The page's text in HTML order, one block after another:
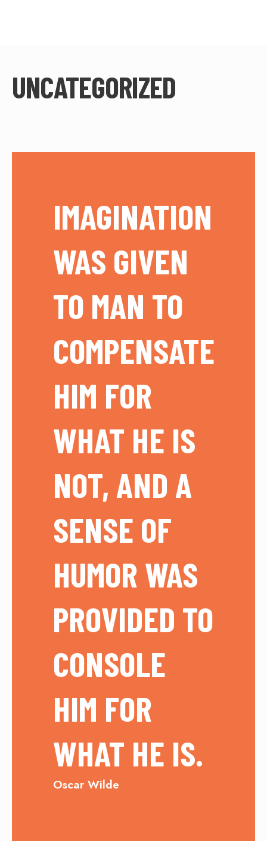
UNCATEGORIZED
IMAGINATION
WAS GIVEN
TO MAN TO
COMPENSATE
HIM FOR
WHAT HE IS
NOT, AND A
SENSE OF
HUMOR WAS
PROVIDED TO
CONSOLE
HIM FOR
WHAT HE IS.
Oscar Wilde